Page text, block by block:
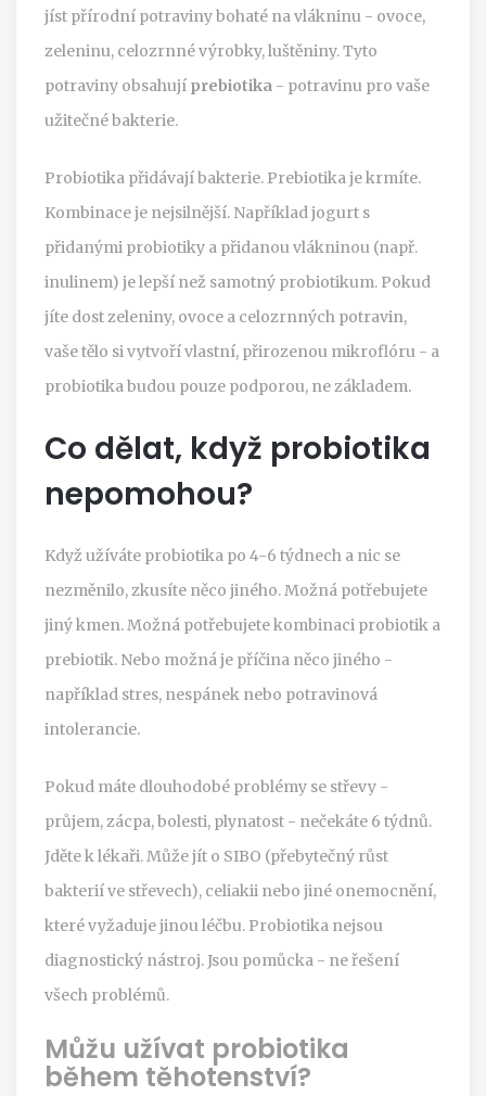
jíst přírodní potraviny bohaté na vlákninu - ovoce,
zeleninu, celozrnné výrobky, luštěniny. Tyto
potraviny obsahují prebiotika - potravinu pro vaše
užitečné bakterie.
Probiotika přidávají bakterie. Prebiotika je krmíte.
Kombinace je nejsilnější. Například jogurt s
přidanými probiotiky a přidanou vlákninou (např.
inulinem) je lepší než samotný probiotikum. Pokud
jíte dost zeleniny, ovoce a celozrnných potravin,
vaše tělo si vytvoří vlastní, přirozenou mikroflóru - a
probiotika budou pouze podporou, ne základem.
Co dělat, když probiotika
nepomohou?
Když užíváte probiotika po 4-6 týdnech a nic se
nezměnilo, zkusíte něco jiného. Možná potřebujete
jiný kmen. Možná potřebujete kombinaci probiotik a
prebiotik. Nebo možná je příčina něco jiného -
například stres, nespánek nebo potravinová
intolerancie.
Pokud máte dlouhodobé problémy se střevy -
průjem, zácpa, bolesti, plynatost - nečekáte 6 týdnů.
Jděte k lékaři. Může jít o SIBO (přebytečný růst
bakterií ve střevech), celiakii nebo jiné onemocnění,
které vyžaduje jinou léčbu. Probiotika nejsou
diagnostický nástroj. Jsou pomůcka - ne řešení
všech problémů.
Můžu užívat probiotika
během těhotenství?